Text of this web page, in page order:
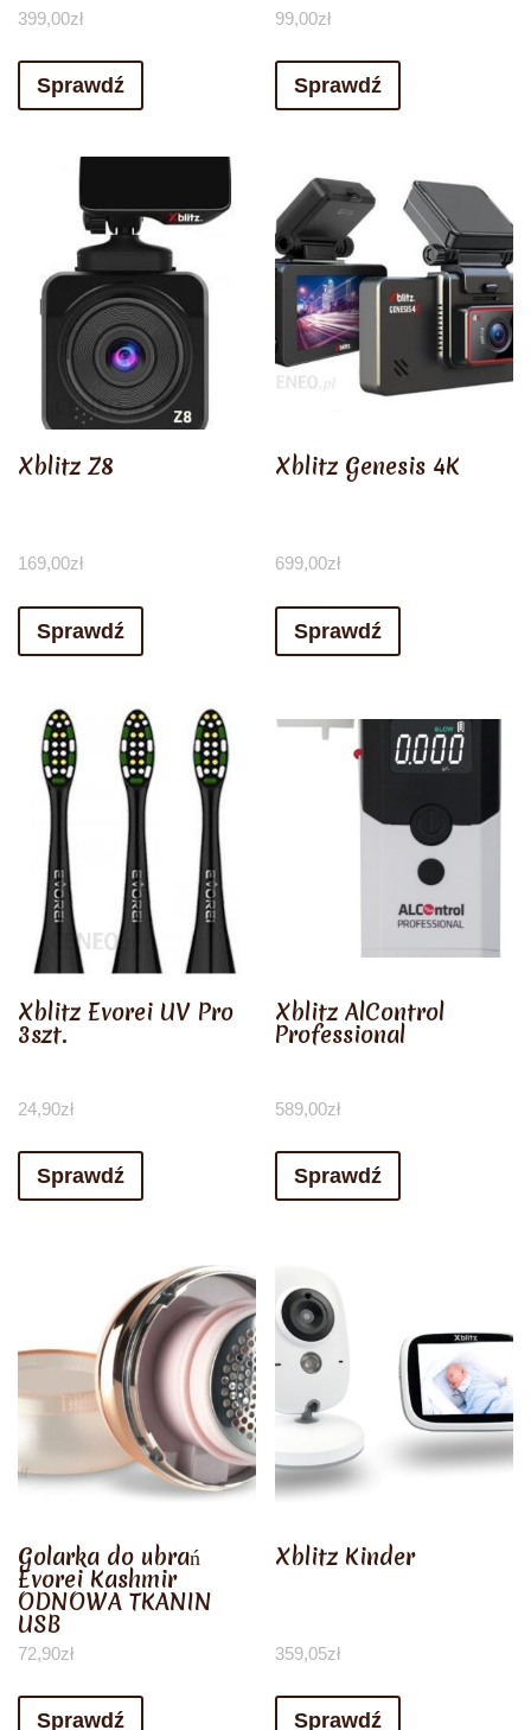
399,00zł
Sprawdź
99,00zł
Sprawdź
Xblitz Z8
169,00zł
Sprawdź
Xblitz Genesis 4K
699,00zł
Sprawdź
Xblitz Evorei UV Pro
3szt.
24,90zł
Sprawdź
Xblitz AlControl
Professional
589,00zł
Sprawdź
Golarka do ubrań
Evorei Kashmir
ODNOWA TKANIN
USB
72,90zł
Sprawdź
Xblitz Kinder
359,05zł
Sprawdź